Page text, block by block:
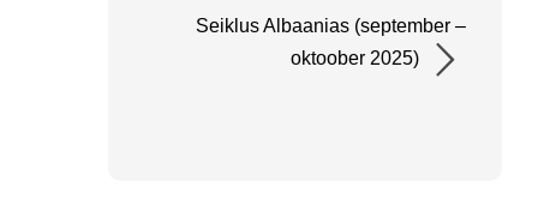
Seiklus Albaanias (september –
oktoober 2025)